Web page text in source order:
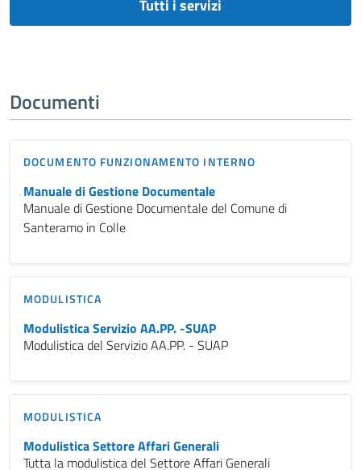
Tutti i servizi
Documenti
DOCUMENTO FUNZIONAMENTO INTERNO
Manuale di Gestione Documentale
Manuale di Gestione Documentale del Comune di
Santeramo in Colle
MODULISTICA
Modulistica Servizio AA.PP. -SUAP
Modulistica del Servizio AA.PP. - SUAP
MODULISTICA
Modulistica Settore Affari Generali
Tutta la modulistica del Settore Affari Generali